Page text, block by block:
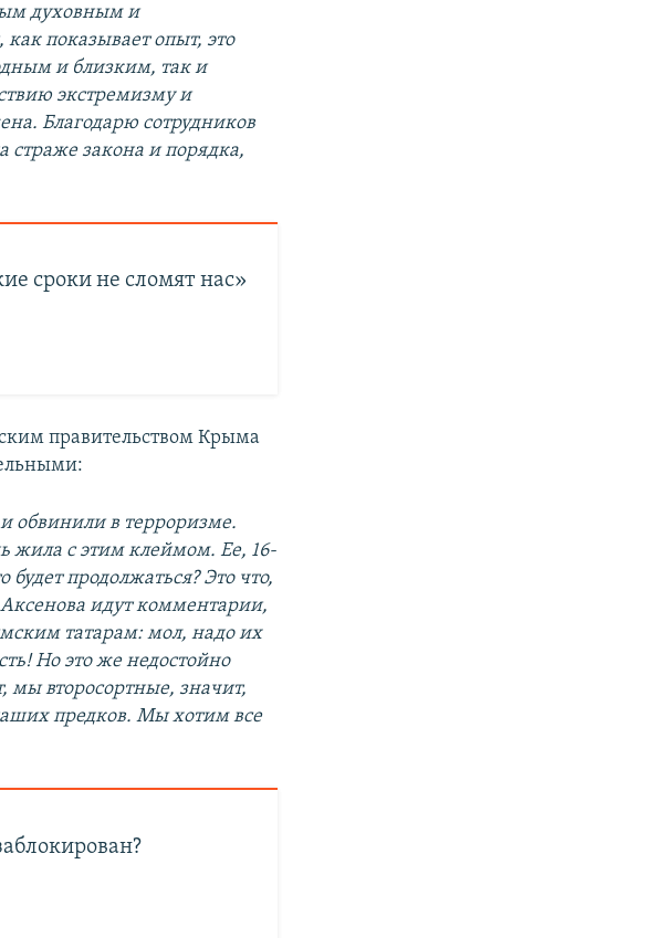
духовным и
показывает опыт, это
и близким, так и
экстремизму и
Благодарю сотрудников
страже закона и порядка,
сроки не сломят нас»
правительством Крыма
обвинили в терроризме.
жила с этим клеймом. Ее, 16-
продолжаться? Это что,
идут комментарии,
татарам: мол, надо их
Но это же недостойно
мы второсортные, значит,
предков. Мы хотим все